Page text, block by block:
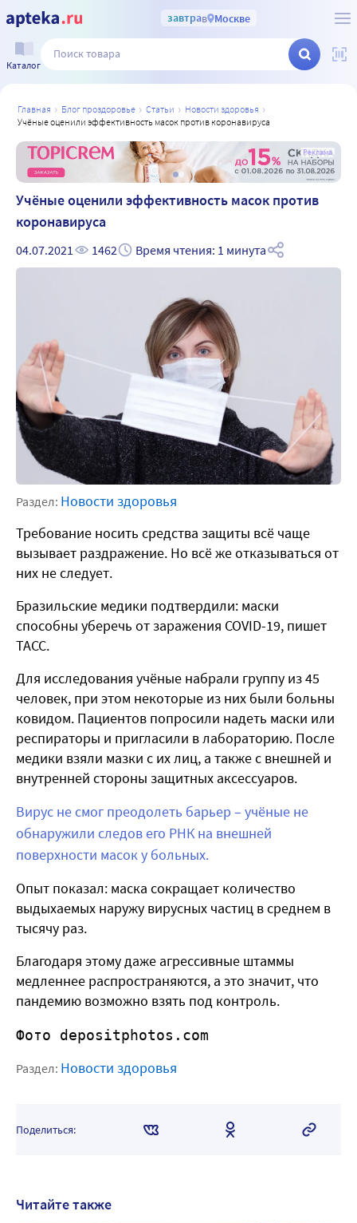
завтрав Москве
Каталог
главная блог проздоровье статьи
новости здоровья
учёные оценили эффективность масок против коронавируса
Реклама
Учёные оценили эффективность масок против
коронавируса
04.07.2021 1462 Время чтения: 1 минута
Раздел: Новости здоровья
Требование носить средства защиты всё чаще
вызывает раздражение. Но всё же отказываться от
них не следует.
Бразильские медики подтвердили: маски
способны уберечь от заражения COVID-19, пишет
ТАСС.
Для исследования учёные набрали группу из 45
человек, при этом некоторые из них были больны
ковидом. Пациентов попросили надеть маски или
респираторы и пригласили в лабораторию. После
медики взяли мазки с их лиц, а также с внешней и
внутренней стороны защитных аксессуаров.
Вирус не смог преодолеть барьер – учёные не
обнаружили следов его РНК на внешней
поверхности масок у больных.
Опыт показал: маска сокращает количество
выдыхаемых наружу вирусных частиц в среднем в
тысячу раз.
Благодаря этому даже агрессивные штаммы
медленнее распространяются, а это значит, что
пандемию возможно взять под контроль.
Фото depositphotos.com
Раздел: Новости здоровья
Поделиться:
Читайте также